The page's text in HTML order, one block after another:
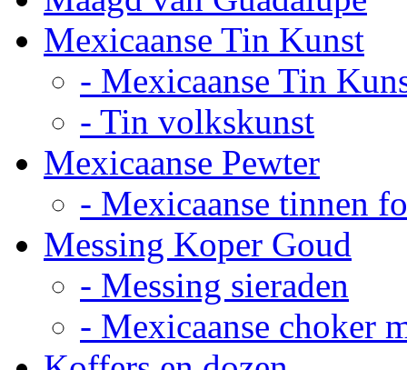
Mexicaanse Tin Kunst
- Mexicaanse Tin
- Tin volkskunst
Mexicaanse Pewter
- Mexicaanse tinnen
Messing Koper Goud
- Messing sieraden
- Mexicaanse choker